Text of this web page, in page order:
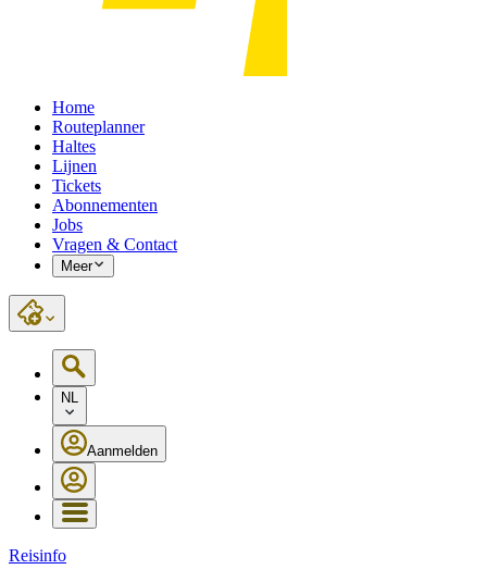
Home
Routeplanner
Haltes
Lijnen
Tickets
Abonnementen
Jobs
Vragen & Contact
Meer
NL
Aanmelden
Reisinfo